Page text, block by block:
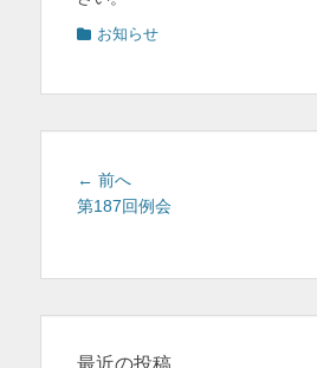
カ お知らせ
投
稿
ー
シ
← 前へ前
の
第187回例会